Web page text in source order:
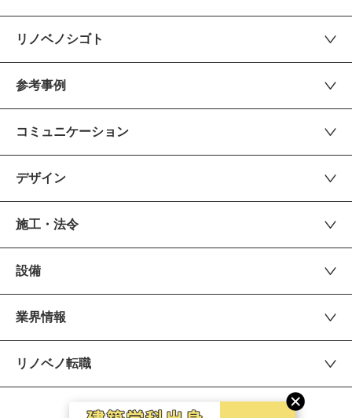
リノベノシゴト
参考事例
コミュニケーション
デザイン
施工・法令
設備
業界情報
リノベノ転職